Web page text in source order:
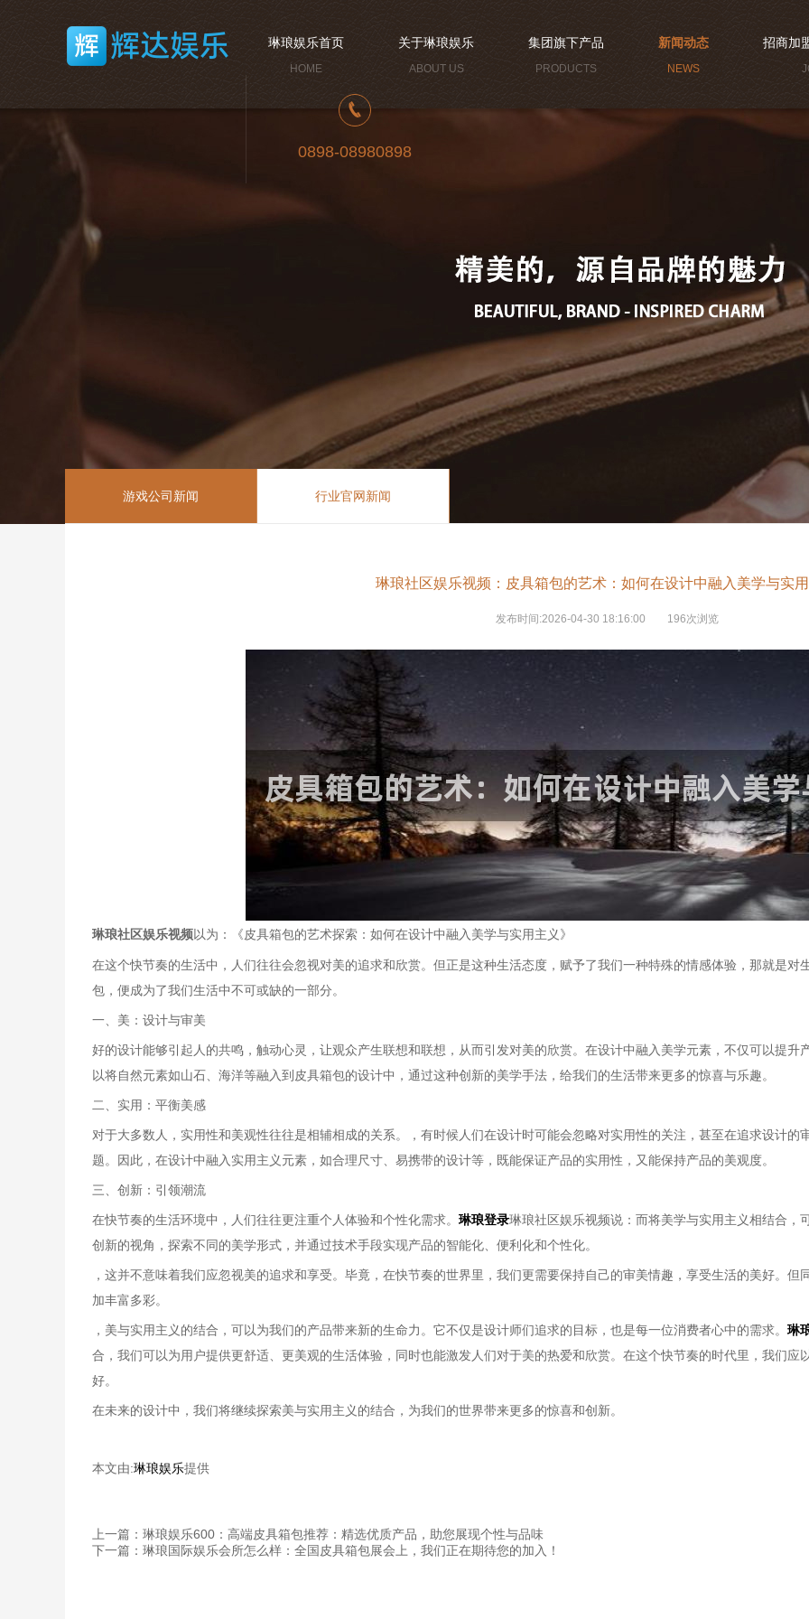
琳琅娱乐首页
HOME
关于琳琅娱乐
ABOUT US
集团旗下产品
PRODUCTS
新闻动态
NEWS
招商加
0898-08980898
游戏公司新闻 行业官网新闻
琳琅社区娱乐视频：皮具箱包的艺术：如何在设计中融入美学与实
发布时间:2026-04-30 18:16:00 196次浏览
琳琅社区娱乐视频以为：《皮具箱包的艺术探索：如何在设计中融入美学与实用主义》
在这个快节奏的生活中，人们往往会忽视对美的追求和欣赏。但正是这种生活态度，赋予了我们一种特殊的情感体验，那就是
包，便成为了我们生活中不可或缺的一部分。
一、美：设计与审美
好的设计能够引起人的共鸣，触动心灵，让观众产生联想和联想，从而引发对美的欣赏。在设计中融入美学元素，不仅可以提
以将自然元素如山石、海洋等融入到皮具箱包的设计中，通过这种创新的美学手法，给我们的生活带来更多的惊喜与乐趣。
二、实用：平衡美感
对于大多数人，实用性和美观性往往是相辅相成的关系。，有时候人们在设计时可能会忽略对实用性的关注，甚至在追求设计
题。因此，在设计中融入实用主义元素，如合理尺寸、易携带的设计等，既能保证产品的实用性，又能保持产品的美观度。
三、创新：引领潮流
在快节奏的生活环境中，人们往往更注重个人体验和个性化需求。 琳琅登录琳琅社区娱乐视频说：而将美学与实用主义相结合
创新的视角，探索不同的美学形式，并通过技术手段实现产品的智能化、便利化和个性化。
，这并不意味着我们应忽视美的追求和享受。毕竟，在快节奏的世界里，我们更需要保持自己的审美情趣，享受生活的美好。
加丰富多彩。
，美与实用主义的结合，可以为我们的产品带来新的生命力。它不仅是设计师们追求的目标，也是每一位消费者心中的需求。 琳
合，我们可以为用户提供更舒适、更美观的生活体验，同时也能激发人们对于美的热爱和欣赏。在这个快节奏的时代里，我们
好。
在未来的设计中，我们将继续探索美与实用主义的结合，为我们的世界带来更多的惊喜和创新。
本文由:琳琅娱乐提供
上一篇：琳琅娱乐600：高端皮具箱包推荐：精选优质产品，助您展现个性与品味
下一篇：琳琅国际娱乐会所怎么样：全国皮具箱包展会上，我们正在期待您的加入！